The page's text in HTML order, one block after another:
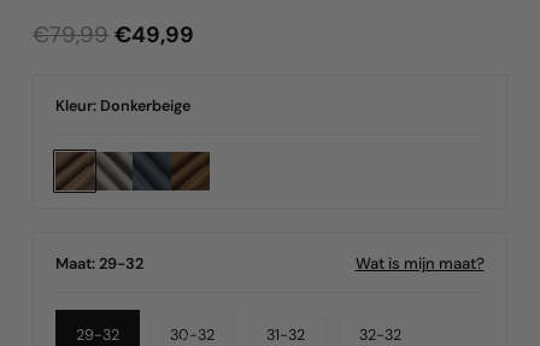
Normale
€79,99
Verkoopprijs
€49,99
Kleur: Donkerbeige
Maat:29-32 Wat is mijn maat?
29-32 30-32Variant 31-32 32-32